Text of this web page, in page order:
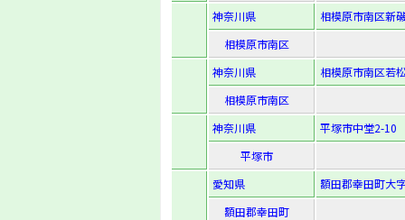
神奈川県
相模原市南区新
相模原市南区
神奈川県
相模原市南区若
相模原市南区
神奈川県
平塚市中堂2-10
平塚市
愛知県
額田郡幸田町大
額田郡幸田町